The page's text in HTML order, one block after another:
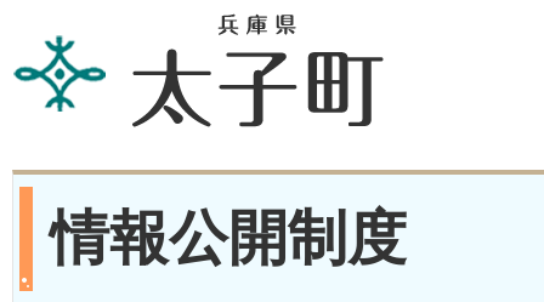
情報公開制度